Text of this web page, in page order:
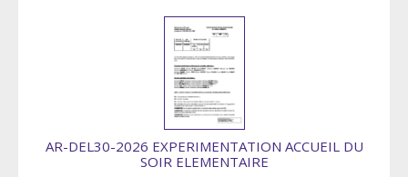
AR-DEL30-2026 EXPERIMENTATION ACCUEIL DU
SOIR ELEMENTAIRE